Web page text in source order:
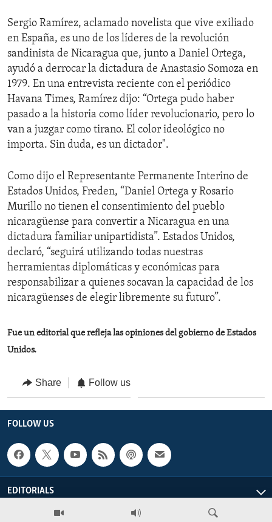
Sergio Ramírez, aclamado novelista que vive exiliado
en España, es uno de los líderes de la revolución
sandinista de Nicaragua que, junto a Daniel Ortega,
ayudó a derrocar la dictadura de Anastasio Somoza en
1979. En una entrevista reciente con el periódico
Havana Times, Ramírez dijo: “Ortega pudo haber
pasado a la historia como líder revolucionario, pero lo
van a juzgar como tirano. El color ideológico no
importa. Sin duda, es un dictador".
Como dijo el Representante Permanente Interino de
Estados Unidos, Freden, “Daniel Ortega y Rosario
Murillo no tienen el consentimiento del pueblo
nicaragüense para convertir a Nicaragua en una
dictadura familiar unipartidista”. Estados Unidos,
declaró, “seguirá utilizando todas nuestras
herramientas diplomáticas y económicas para
responsabilizar a quienes socavan la capacidad de los
nicaragüenses de elegir libremente su futuro”.
Fue un editorial que refleja las opiniones del gobierno de Estados
Unidos.
Share Follow us
FOLLOW US
EDITORIALS